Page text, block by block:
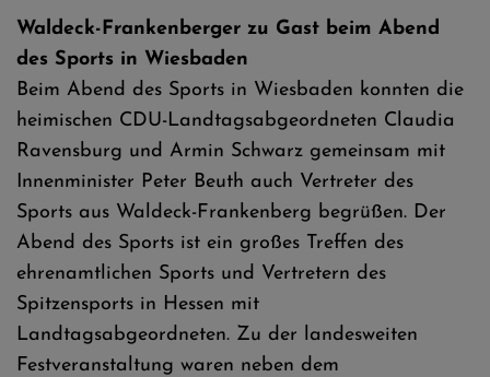
Waldeck-Frankenberger zu Gast beim Abend
des Sports in Wiesbaden
Beim Abend des Sports in Wiesbaden konnten die
heimischen CDU-Landtagsabgeordneten Claudia
Ravensburg und Armin Schwarz gemeinsam mit
Innenminister Peter Beuth auch Vertreter des
Sports aus Waldeck-Frankenberg begrüßen. Der
Abend des Sports ist ein großes Treffen des
ehrenamtlichen Sports und Vertretern des
Spitzensports in Hessen mit
Landtagsabgeordneten. Zu der landesweiten
Festveranstaltung waren neben dem